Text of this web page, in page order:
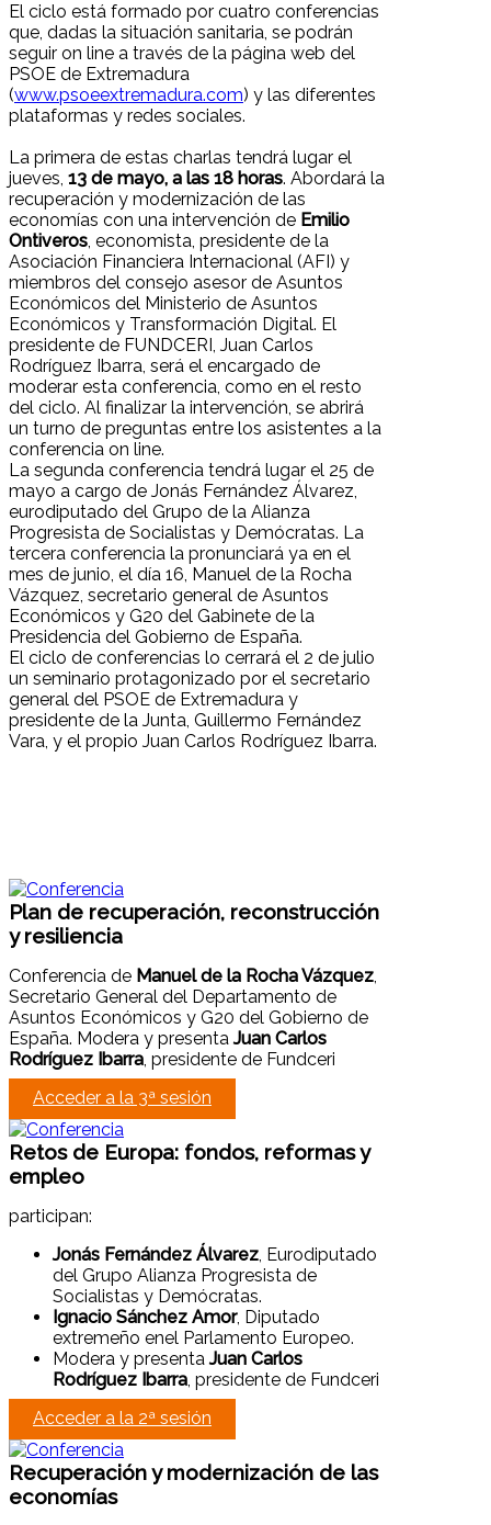
El ciclo está formado por cuatro conferencias
que, dadas la situación sanitaria, se podrán
seguir on line a través de la página web del
PSOE de Extremadura
(www.psoeextremadura.com) y las diferentes
plataformas y redes sociales.
La primera de estas charlas tendrá lugar el
jueves, 13 de mayo, a las 18 horas. Abordará la
recuperación y modernización de las
economías con una intervención de Emilio
Ontiveros, economista, presidente de la
Asociación Financiera Internacional (AFI) y
miembros del consejo asesor de Asuntos
Económicos del Ministerio de Asuntos
Económicos y Transformación Digital. El
presidente de FUNDCERI, Juan Carlos
Rodríguez Ibarra, será el encargado de
moderar esta conferencia, como en el resto
del ciclo. Al finalizar la intervención, se abrirá
un turno de preguntas entre los asistentes a la
conferencia on line.
La segunda conferencia tendrá lugar el 25 de
mayo a cargo de Jonás Fernández Álvarez,
eurodiputado del Grupo de la Alianza
Progresista de Socialistas y Demócratas. La
tercera conferencia la pronunciará ya en el
mes de junio, el día 16, Manuel de la Rocha
Vázquez, secretario general de Asuntos
Económicos y G20 del Gabinete de la
Presidencia del Gobierno de España.
El ciclo de conferencias lo cerrará el 2 de julio
un seminario protagonizado por el secretario
general del PSOE de Extremadura y
presidente de la Junta, Guillermo Fernández
Vara, y el propio Juan Carlos Rodríguez Ibarra.
Plan de recuperación, reconstrucción
y resiliencia
Conferencia de Manuel de la Rocha Vázquez,
Secretario General del Departamento de
Asuntos Económicos y G20 del Gobierno de
España. Modera y presentaJuan Carlos
Rodríguez Ibarra, presidente de Fundceri
Acceder a la 3ª sesión
Retos de Europa: fondos, reformas y
empleo
participan:
Jonás Fernández Álvarez, Eurodiputado
del Grupo Alianza Progresista de
Socialistas y Demócratas.
Ignacio Sánchez Amor, Diputado
extremeño enel Parlamento Europeo.
Modera y presentaJuan Carlos
Rodríguez Ibarra, presidente de Fundceri
Acceder a la 2ª sesión
Recuperación y modernización de las
economías